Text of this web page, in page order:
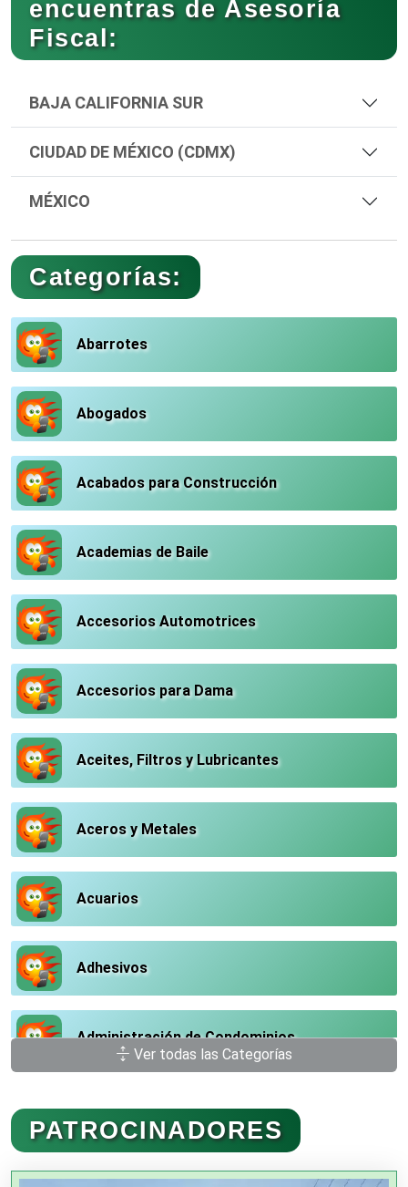
encuentras de Asesoría
Fiscal:
BAJA CALIFORNIA SUR
CIUDAD DE MÉXICO (CDMX)
MÉXICO
Categorías:
Abarrotes
Abogados
Acabados para Construcción
Academias de Baile
Accesorios Automotrices
Accesorios para Dama
Aceites, Filtros y Lubricantes
Aceros y Metales
Acuarios
Adhesivos
Administración de Condominios
Administración de Empresas
Agencias Aduanales
Ver todas las Categorías
PATROCINADORES